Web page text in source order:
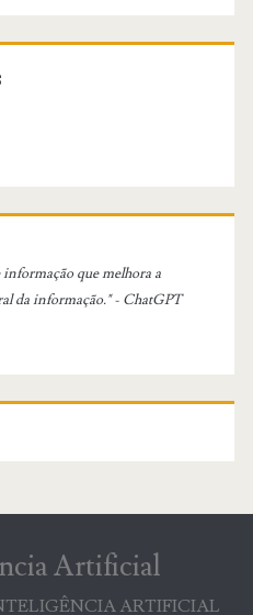
informação que melhora a
da informação." - ChatGPT
Artificial
ARTIFICIAL